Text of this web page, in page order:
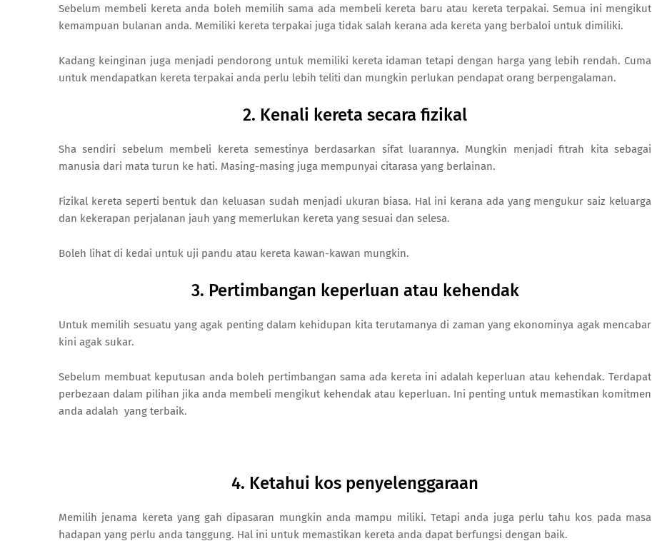
Sebelum membeli kereta anda boleh memilih sama ada membeli kereta baru atau kereta terpakai. Semua ini mengikut
kemampuan bulanan anda. Memiliki kereta terpakai juga tidak salah kerana ada kereta yang berbaloi untuk dimiliki.
Kadang keinginan juga menjadi pendorong untuk memiliki kereta idaman tetapi dengan harga yang lebih rendah. Cuma
untuk mendapatkan kereta terpakai anda perlu lebih teliti dan mungkin perlukan pendapat orang berpengalaman.
2. Kenali kereta secara fizikal
Sha sendiri sebelum membeli kereta semestinya berdasarkan sifat luarannya. Mungkin menjadi fitrah kita sebagai
manusia dari mata turun ke hati. Masing-masing juga mempunyai citarasa yang berlainan.
Fizikal kereta seperti bentuk dan keluasan sudah menjadi ukuran biasa. Hal ini kerana ada yang mengukur saiz keluarga
dan kekerapan perjalanan jauh yang memerlukan kereta yang sesuai dan selesa.
Boleh lihat di kedai untuk uji pandu atau kereta kawan-kawan mungkin.
3. Pertimbangan keperluan atau kehendak
Untuk memilih sesuatu yang agak penting dalam kehidupan kita terutamanya di zaman yang ekonominya agak mencabar
kini agak sukar.
Sebelum membuat keputusan anda boleh pertimbangan sama ada kereta ini adalah keperluan atau kehendak. Terdapat
perbezaan dalam pilihan jika anda membeli mengikut kehendak atau keperluan. Ini penting untuk memastikan komitmen
anda adalah yang terbaik.
4. Ketahui kos penyelenggaraan
Memilih jenama kereta yang gah dipasaran mungkin anda mampu miliki. Tetapi anda juga perlu tahu kos pada masa
hadapan yang perlu anda tanggung. Hal ini untuk memastikan kereta anda dapat berfungsi dengan baik.